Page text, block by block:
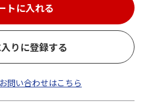
トに入れる
りに登録する
問い合わせはこちら